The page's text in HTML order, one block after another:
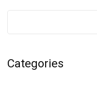
Categories